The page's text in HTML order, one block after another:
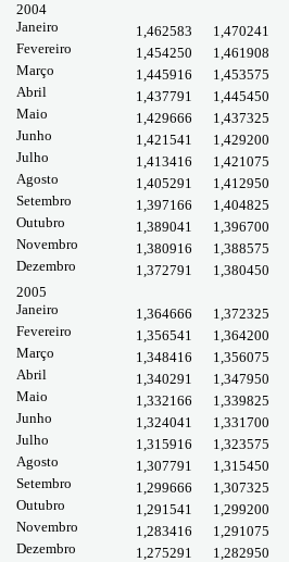
2004
Janeiro
1,462583 1,470241
Fevereiro
1,454250 1,461908
Março
1,445916 1,453575
Abril
1,437791 1,445450
Maio
1,429666 1,437325
Junho
1,421541 1,429200
Julho
1,413416 1,421075
Agosto
1,405291 1,412950
Setembro
1,397166 1,404825
Outubro
1,389041 1,396700
Novembro
1,380916 1,388575
Dezembro
1,372791 1,380450
2005
Janeiro
1,364666 1,372325
Fevereiro
1,356541 1,364200
Março
1,348416 1,356075
Abril
1,340291 1,347950
Maio
1,332166 1,339825
Junho
1,324041 1,331700
Julho
1,315916 1,323575
Agosto
1,307791 1,315450
Setembro
1,299666 1,307325
Outubro
1,291541 1,299200
Novembro
1,283416 1,291075
Dezembro
1,275291 1,282950